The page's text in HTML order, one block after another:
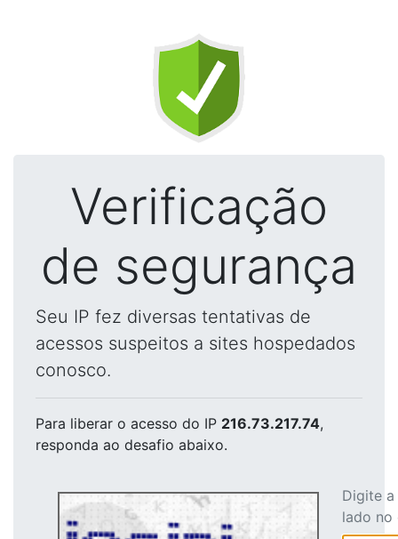
Verificação
de segurança
Seu IP fez diversas tentativas de
acessos suspeitos a sites hospedados
conosco.
Para liberar o acesso do IP 216.73.217.74,
responda ao desafio abaixo.
Digite
lado no